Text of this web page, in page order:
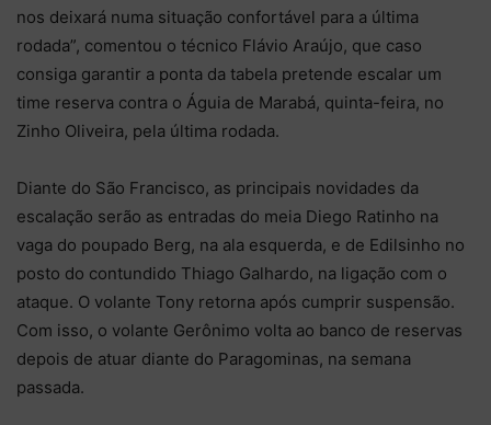
nos deixará numa situação confortável para a última
rodada”, comentou o técnico Flávio Araújo, que caso
consiga garantir a ponta da tabela pretende escalar um
time reserva contra o Águia de Marabá, quinta-feira, no
Zinho Oliveira, pela última rodada.
Diante do São Francisco, as principais novidades da
escalação serão as entradas do meia Diego Ratinho na
vaga do poupado Berg, na ala esquerda, e de Edilsinho no
posto do contundido Thiago Galhardo, na ligação com o
ataque. O volante Tony retorna após cumprir suspensão.
Com isso, o volante Gerônimo volta ao banco de reservas
depois de atuar diante do Paragominas, na semana
passada.